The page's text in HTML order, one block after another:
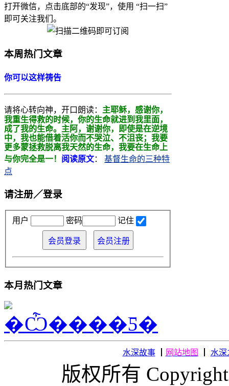
打开微信，点击底部的“发现”，使用 “扫一扫”
即可关注我们。
本周热门文章
你可以这样祷告
请将心转向神，开口朗读： 主耶稣，感谢你，
我重生得救的时候，你的生命就进到我里面，
成了我的生命。主阿， 谢谢你，即使是在逆境
中，我也能借着活你而不哭泣、不沮丧；我要
更多蒙拯救脱离我天然的生命，我要在生命上
与你完全是一！ 阅读原文：
基督生命的三种特
点
请注册／登录
用户 密码 记住
本月热门文章
水深故事┃ 网站地图 水深
版权所有